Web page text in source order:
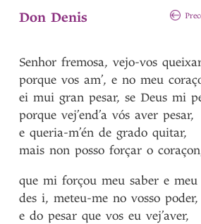
Don Denis
Senhor fremosa, vejo-vos
porque vos am’, e no meu
ei mui gran pesar, se Deus mi
porque vej’end’a vós aver pesar,
e queria-m’én de grado quitar,
mais non posso forçar o coraçon
que mi forçou meu saber e meu
des i, meteu-me no vosso poder,
e do pesar que vos eu vej’aver,